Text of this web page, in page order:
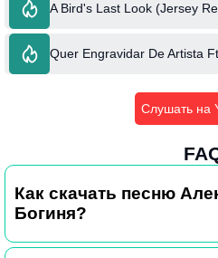
A Bird's Last Look (Jersey
Quer Engravidar De Artista
Слушать на
Как скачать песню
Богиня?